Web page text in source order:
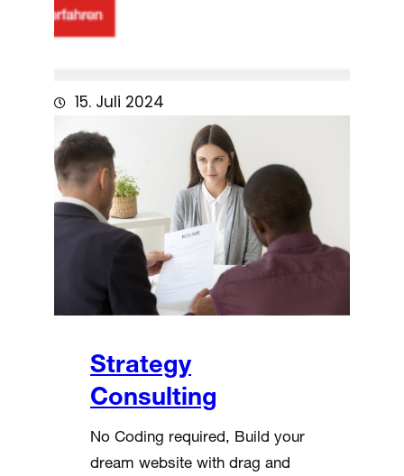
15. Juli 2024
Strategy
Consulting
No Coding required, Build your
dream website with drag and